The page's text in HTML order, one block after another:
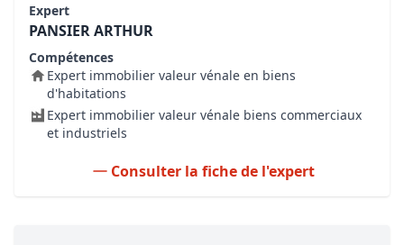
Expert
PANSIER ARTHUR
Compétences
Expert immobilier valeur vénale en biens
d'habitations
Expert immobilier valeur vénale biens commerciaux
et industriels
Consulter la fiche de l'expert